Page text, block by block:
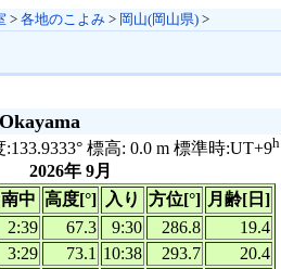
> 各地のこよみ > 岡山(岡山県) >
:133.9333° 標高: 0.0 m 標準時:UT+9h
2026年 9月
南中 高度[°] 入り 方位[°] 月齢[日]
2:39 67.3 9:30 286.8
19.4
3:29 73.1 10:38 293.7
20.4